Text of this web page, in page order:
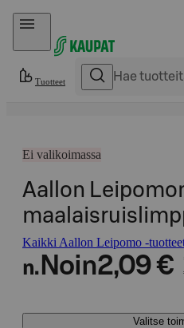
Hyppää sisältöön
Tuotteet
Ei valikoimassa
Aallon
Kaikki Aallon Leipomo -
n. Noin2,09 €
Valitse